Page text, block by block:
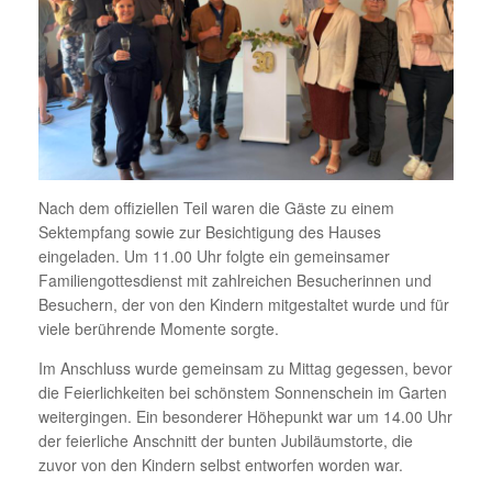
Nach dem offiziellen Teil waren die Gäste zu einem
Sektempfang sowie zur Besichtigung des Hauses
eingeladen. Um 11.00 Uhr folgte ein gemeinsamer
Familiengottesdienst mit zahlreichen Besucherinnen und
Besuchern, der von den Kindern mitgestaltet wurde und für
viele berührende Momente sorgte.
Im Anschluss wurde gemeinsam zu Mittag gegessen, bevor
die Feierlichkeiten bei schönstem Sonnenschein im Garten
weitergingen. Ein besonderer Höhepunkt war um 14.00 Uhr
der feierliche Anschnitt der bunten Jubiläumstorte, die
zuvor von den Kindern selbst entworfen worden war.